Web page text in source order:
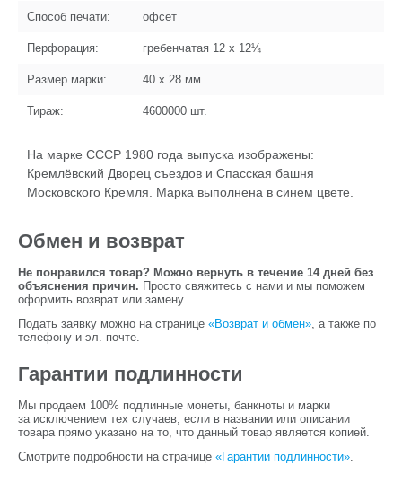
Способ печати: офсет
Перфорация: гребенчатая 12 x 12¼
Размер марки: 40 x 28 мм.
Тираж: 4600000 шт.
На марке СССР 1980 года выпуска изображены:
Кремлёвский Дворец съездов и Спасская башня
Московского Кремля. Марка выполнена в синем цвете.
Обмен и возврат
Не понравился товар? Можно вернуть в течение 14 дней без
объяснения причин. Просто свяжитесь с нами и мы поможем
оформить возврат или замену.
Подать заявку можно на странице «Возврат и обмен», а также по
телефону и эл. почте.
Гарантии подлинности
Мы продаем 100% подлинные монеты, банкноты и марки
за исключением тех случаев, если в названии или описании
товара прямо указано на то, что данный товар является копией.
Смотрите подробности на странице «Гарантии подлинности».